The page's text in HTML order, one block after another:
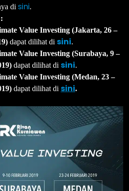
di sini.
Value Investing (Jakarta, 26 –
dapat dilihat di sini.
Value Investing (Surabaya, 9 –
dapat dilihat di sini.
Value Investing (Medan, 23 –
dapat dilihat di sini.